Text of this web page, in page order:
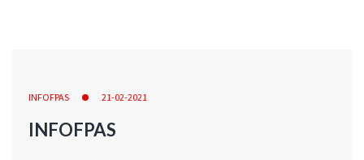
INFOFPAS 21-02-2021
INFOFPAS